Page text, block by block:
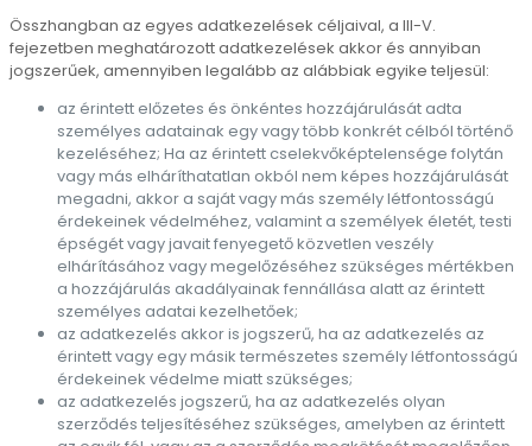
Összhangban az egyes adatkezelések céljaival, a III-V.
fejezetben meghatározott adatkezelések akkor és annyiban
jogszerűek, amennyiben legalább az alábbiak egyike teljesül:
az érintett előzetes és önkéntes hozzájárulását adta
személyes adatainak egy vagy több konkrét célból történő
kezeléséhez; Ha az érintett cselekvőképtelensége folytán
vagy más elháríthatatlan okból nem képes hozzájárulását
megadni, akkor a saját vagy más személy létfontosságú
érdekeinek védelméhez, valamint a személyek életét, testi
épségét vagy javait fenyegető közvetlen veszély
elhárításához vagy megelőzéséhez szükséges mértékben
a hozzájárulás akadályainak fennállása alatt az érintett
személyes adatai kezelhetőek;
az adatkezelés akkor is jogszerű, ha az adatkezelés az
érintett vagy egy másik természetes személy létfontosságú
érdekeinek védelme miatt szükséges;
az adatkezelés jogszerű, ha az adatkezelés olyan
szerződés teljesítéséhez szükséges, amelyben az érintett